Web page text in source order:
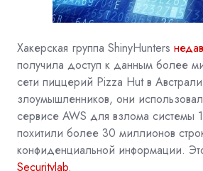
Хакерская группа ShinyHunters
получила доступ к данным более
сети пиццерий Pizza Hut в
злоумышленников, они
сервисе AWS для взлома системы
похитили более 30 миллионов
конфиденциальной информации.
Securitylab.